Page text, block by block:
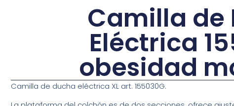
Camilla de
Eléctrica
obesidad
Camilla de ducha eléctrica XL art. 155030G.